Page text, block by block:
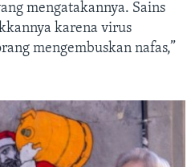
mengatakannya. Sains
karena virus
mengembuskan nafas,”